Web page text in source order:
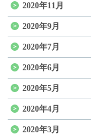
2020年11月
2020年9月
2020年7月
2020年6月
2020年5月
2020年4月
2020年3月